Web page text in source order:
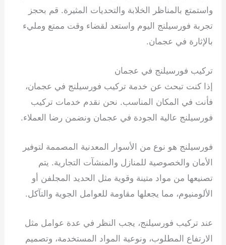
واستمتع بالمناظر الخلابة والتحديات المثيرة. قم بحجز
تجربة فورسيلنج اليوم واستعد لقضاء وقت ممتع ومليء
بالإثارة في عجمان.
تركيب فورسيلنج في عجمان
إذا كنت تبحث عن خدمة تركيب فورسيلنج في عجمان،
فأنت في المكان المناسب. نحن نقدم خدمات تركيب
فورسيلنج عالية الجودة في عجمان ونضمن رضا العملاء.
فورسيلنج هو نوع من الأسوار المعدنية المصممة لتوفير
الأمان والخصوصية للمنازل والمنشآت التجارية. يتم
تصنيعها من مواد متينة وقوية مثل الحديد المجلفن أو
الألومنيوم، مما يجعلها مقاومة للعوامل الجوية والتآكل.
عند تركيب فورسيلنج، يجب النظر في عدة عوامل مثل
الارتفاع المطلوب، ونوعية المواد المستخدمة، وتصميم